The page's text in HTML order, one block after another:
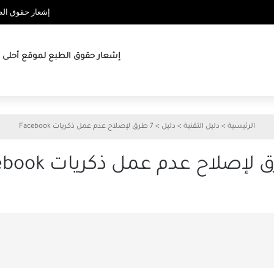
إشعار حقوق
إشعار حقوق الطبع لموقع أحلى
الرئيسية > دليل التقنية > دليل > 7 طرق لإصلاح عدم عمل ذكريات Facebook